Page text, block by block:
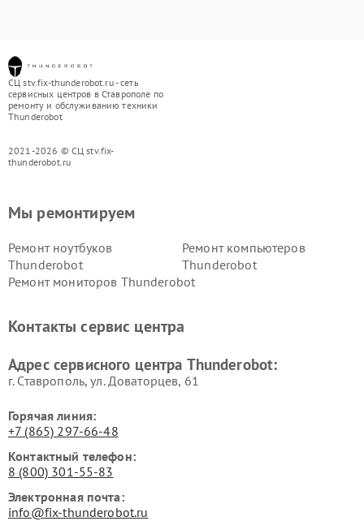
СЦ stv.fix-thunderobot.ru - сеть
сервисных центров в Ставрополе по
ремонту и обслуживанию техники
Thunderobot
2021-2026 © СЦ stv.fix-
thunderobot.ru
Мы ремонтируем
Ремонт ноутбуков
Thunderobot
Ремонт компьютеров
Thunderobot
Ремонт мониторов Thunderobot
Контакты сервис центра
Адрес сервисного центра Thunderobot:
г. Ставрополь, ул. Доваторцев, 61
Горячая линия:
+7 (865) 297-66-48
Контактный телефон:
8 (800) 301-55-83
Электронная почта:
info@fix-thunderobot.ru